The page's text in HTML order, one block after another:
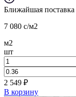
Ближайшая поставка
7 080 c/м2
м2
шт
2 549 ₽
В корзину